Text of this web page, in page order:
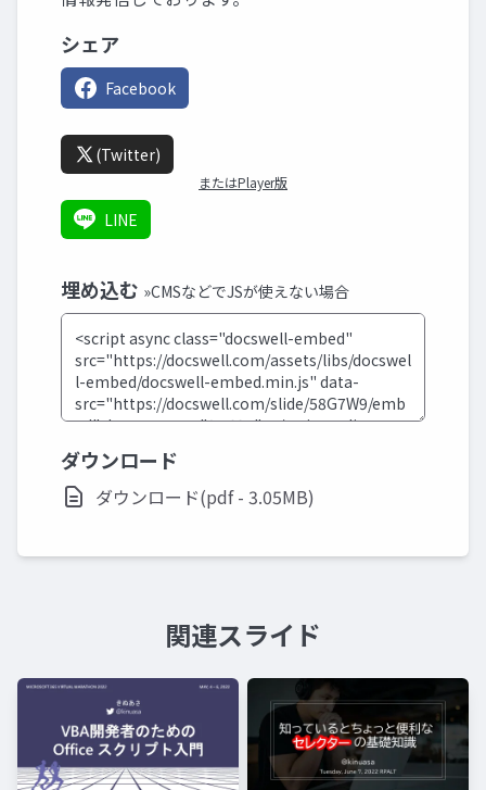
シェア
Facebook
(Twitter)
またはPlayer版
LINE
埋め込む »CMSなどでJSが使えない場合
ダウンロード
ダウンロード(pdf - 3.05MB)
関連スライド